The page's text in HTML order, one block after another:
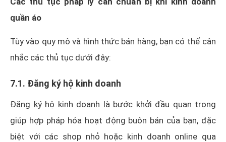
quần áo
Tùy vào quy mô và hình thức bán hàng, bạn có thể cân
nhắc các thủ tục dưới đây:
7.1. Đăng ký hộ kinh doanh
Đăng ký hộ kinh doanh là bước khởi đầu quan trọng
giúp hợp pháp hóa hoạt động buôn bán của bạn, đặc
biệt với các shop nhỏ hoặc kinh doanh online qua